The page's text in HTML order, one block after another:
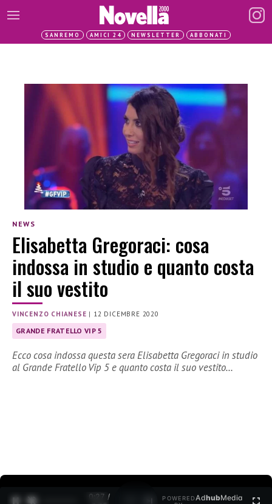
SANREMO AMICI 24 NEWSLETTER ABBONATI
NEWS
Elisabetta Gregoraci: cosa
indossa in studio e quanto costa
il suo vestito
VINCENZO CHIANESE | 12 DICEMBRE 2020
GRANDE FRATELLO VIP 5
Ecco cosa indossa questa sera Elisabetta Gregoraci in studio
al Grande Fratello Vip 5 e quanto costa il suo vestito…
0:27 /
POWEREDAdhubMedia